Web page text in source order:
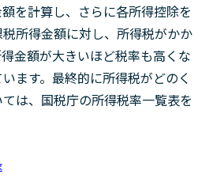
を計算し、さらに各所得控除を
所得金額に対し、所得税がかか
金額が大きいほど税率も高くな
ます。最終的に所得税がどのく
は、国税庁の所得税率一覧表を